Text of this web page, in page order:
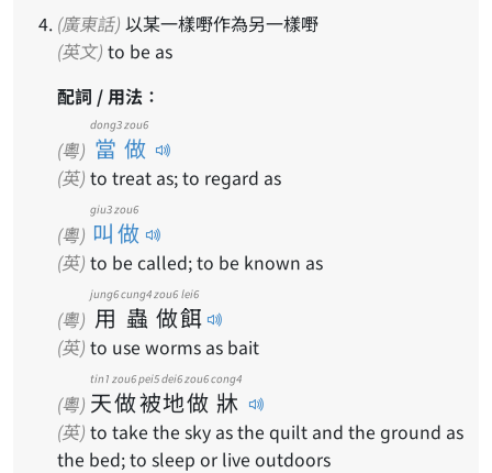
(廣東話) 以某一樣嘢作為另一樣嘢
(英文) to be as
配詞 / 用法：
(粵) 當做
dong3 zou6
(英) to treat as; to regard as
(粵) 叫做
giu3 zou6
(英) to be called; to be known as
(粵) 用
jung6
蟲
cung4
做
zou6
餌
lei6
(英) to use worms as bait
(粵) 天
tin1
做
zou6
被
pei5
地
dei6
做
zou6
牀
cong4
(英) to take the sky as the quilt and the ground as
the bed; to sleep or live outdoors